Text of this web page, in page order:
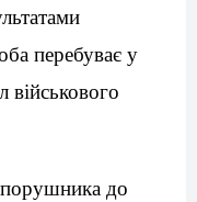
перебуває у
до